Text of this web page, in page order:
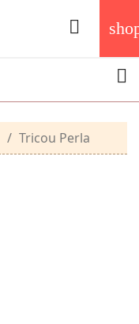


Tricou Perla